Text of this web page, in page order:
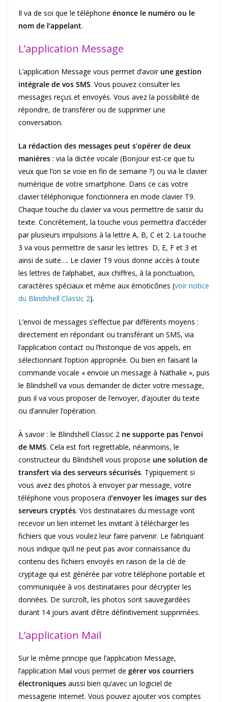
Il va de soi que le téléphone énonce le numéro ou le
nom de l’appelant.
L’application Message
L’application Message vous permet d’avoir une gestion
intégrale de vos SMS. Vous pouvez consulter les
messages reçus et envoyés. Vous avez la possibilité de
répondre, de transférer ou de supprimer une
conversation.
La rédaction des messages peut s’opérer de deux
manières : via la dictée vocale (Bonjour est-ce que tu
veux que l’on se voie en fin de semaine ?) ou via le clavier
numérique de votre smartphone. Dans ce cas votre
clavier téléphonique fonctionnera en mode clavier T9.
Chaque touche du clavier va vous permettre de saisir du
texte. Concrètement, la touche vous permettra d’accéder
par plusieurs impulsions à la lettre A, B, C et 2. La touche
3 va vous permettre de saisir les lettres D, E, F et 3 et
ainsi de suite…. Le clavier T9 vous donne accès à toute
les lettres de l’alphabet, aux chiffres, à la ponctuation,
caractères spéciaux et même aux émoticônes (voir notice
du Blindshell Classic 2).
L’envoi de messages s’effectue par différents moyens :
directement en répondant ou transférant un SMS, via
l’application contact ou l’historique de vos appels, en
sélectionnant l’option appropriée. Ou bien en faisant la
commande vocale « envoie un message à Nathalie », puis
le Blindshell va vous demander de dicter votre message,
puis il va vous proposer de l’envoyer, d’ajouter du texte
ou d’annuler l’opération.
À savoir : le Blindshell Classic 2 ne supporte pas l’envoi
de MMS. Cela est fort regrettable, néanmoins, le
constructeur du Blindshell vous propose une solution de
transfert via des serveurs sécurisés. Typiquement si
vous avez des photos à envoyer par message, votre
téléphone vous proposera d’envoyer les images sur des
serveurs cryptés. Vos destinataires du message vont
recevoir un lien internet les invitant à télécharger les
fichiers que vous voulez leur faire parvenir. Le fabriquant
nous indique qu’il ne peut pas avoir connaissance du
contenu des fichiers envoyés en raison de la clé de
cryptage qui est générée par votre téléphone portable et
communiquée à vos destinataires pour décrypter les
données. De surcroît, les photos sont sauvegardées
durant 14 jours avant d’être définitivement supprimées.
L’application Mail
Sur le même principe que l’application Message,
l’application Mail vous permet de gérer vos courriers
électroniques aussi bien qu’avec un logiciel de
messagerie Internet. Vous pouvez ajouter vos comptes